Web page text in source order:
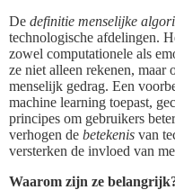
De definitie menselijke
technologische afdelingen.
zowel computationele als
ze niet alleen rekenen, maar
menselijk gedrag. Een
machine learning toepast,
principes om gebruikers
verhogen de betekenis van
versterken de invloed van
Waarom zijn ze